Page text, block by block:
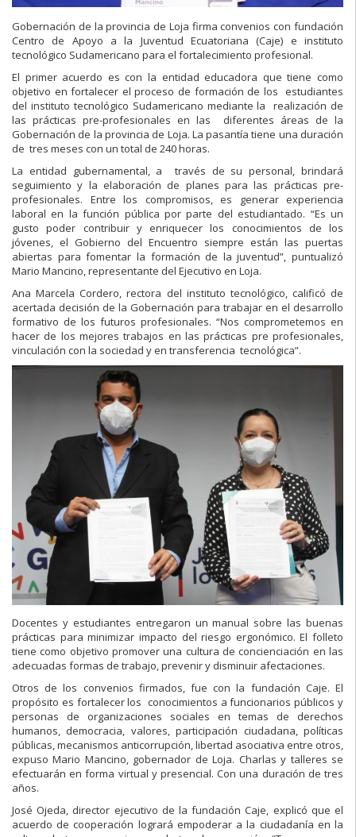
Gobernación de la provincia de Loja firma convenios con fundación
Centro de Apoyo a la Juventud Ecuatoriana (Caje) e instituto
tecnológico Sudamericano para el fortalecimiento profesional.
El primer acuerdo es con la entidad educadora que tiene como
objetivo en fortalecer el proceso de formación de los estudiantes
del instituto tecnológico Sudamericano mediante la realización de
las prácticas pre-profesionales en las diferentes áreas de la
Gobernación de la provincia de Loja. La pasantía tiene una duración
de tres meses con un total de 240 horas.
La entidad gubernamental, a través de su personal, brindará
seguimiento y la elaboración de planes para las prácticas pre-
profesionales. Entre los compromisos, es generar experiencia
laboral en la función pública por parte del estudiantado. “Es un
gusto poder contribuir y enriquecer los conocimientos de los
jóvenes, el Gobierno del Encuentro siempre están las puertas
abiertas para fomentar la formación de la juventud”, puntualizó
Mario Mancino, representante del Ejecutivo en Loja.
Ana Marcela Cordero, rectora del instituto tecnológico, calificó de
acertada decisión de la Gobernación para trabajar en el desarrollo
formativo de los futuros profesionales. “Nos comprometemos en
hacer de los mejores trabajos en las prácticas pre profesionales,
vinculación con la sociedad y en transferencia tecnológica”.
Docentes y estudiantes entregaron un manual sobre las buenas
prácticas para minimizar impacto del riesgo ergonómico. El folleto
tiene como objetivo promover una cultura de concienciación en las
adecuadas formas de trabajo, prevenir y disminuir afectaciones.
Otros de los convenios firmados, fue con la fundación Caje. El
propósito es fortalecer los conocimientos a funcionarios públicos y
personas de organizaciones sociales en temas de derechos
humanos, democracia, valores, participación ciudadana, políticas
públicas, mecanismos anticorrupción, libertad asociativa entre otros,
expuso Mario Mancino, gobernador de Loja. Charlas y talleres se
efectuarán en forma virtual y presencial. Con una duración de tres
años.
José Ojeda, director ejecutivo de la fundación Caje, explicó que el
acuerdo de cooperación logrará empoderar a la ciudadanía en la